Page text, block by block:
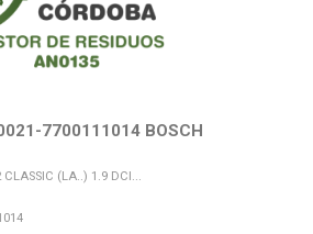
7700111014 BOSCH
CLASSIC (LA..) 1.9 DCI...